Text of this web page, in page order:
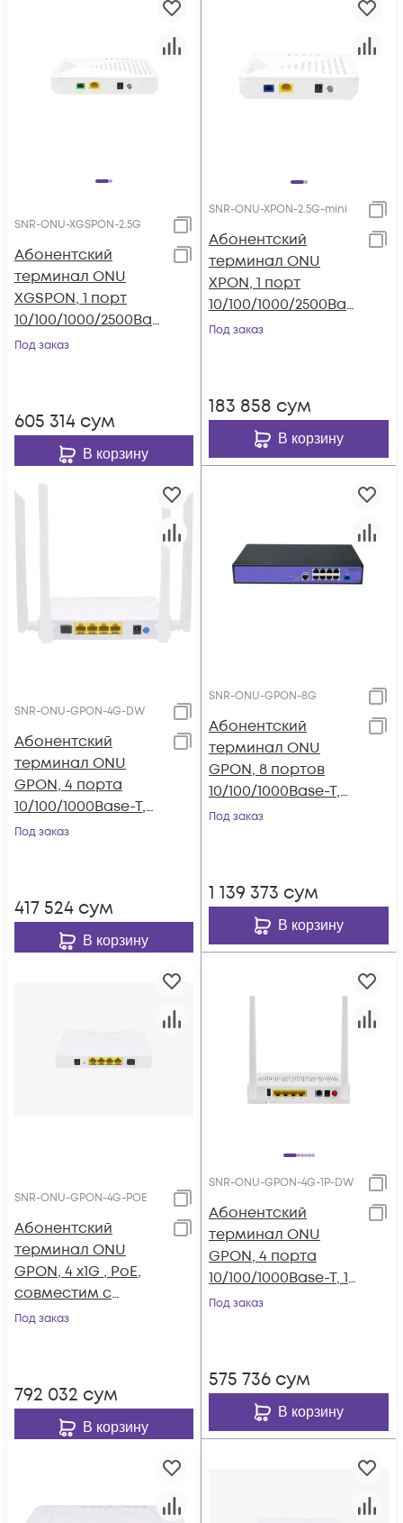
SNR-ONU-XGSPON-2.5G
Абонентский
терминал ONU
XGSPON, 1 порт
10/100/1000/2500Bas
e-T.
Под заказ
605 314 сум
В корзину
SNR-ONU-XPON-2.5G-mini
Абонентский
терминал ONU
XPON, 1 порт
10/100/1000/2500Bas
e-T, в мини корпусе.
Под заказ
183 858 сум
В корзину
SNR-ONU-GPON-4G-DW
Абонентский
терминал ONU
GPON, 4 порта
10/100/1000Base-T,
WiFi 2.4/5
Под заказ
417 524 сум
В корзину
SNR-ONU-GPON-8G
Абонентский
терминал ONU
GPON, 8 портов
10/100/1000Base-T,
совместим с
Под заказ
1 139 373 сум
В корзину
SNR-ONU-GPON-4G-POE
Абонентский
терминал ONU
GPON, 4 x1G , PoE,
совместим с
BDCOM
Под заказ
792 032 сум
В корзину
SNR-ONU-GPON-4G-1P-DW
Абонентский
терминал ONU
GPON, 4 порта
10/100/1000Base-T, 1
порт POTS, WiFi 2.4/5
Под заказ
575 736 сум
В корзину